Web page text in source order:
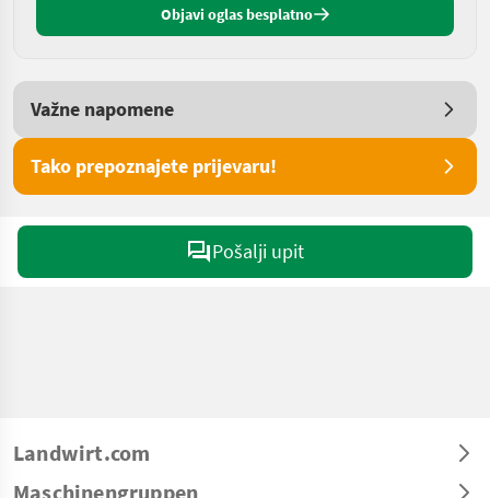
Objavi oglas besplatno
Važne napomene
Tako prepoznajete prijevaru!
Pošalji upit
Landwirt.com
Maschinengruppen